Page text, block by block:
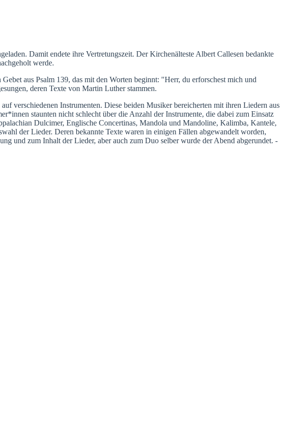
Damit endete ihre Vertretungszeit. Der Kirchenälteste Albert Callesen bedankte
werde.
aus Psalm 139, das mit den Worten beginnt: "Herr, du erforschest mich und
deren Texte von Martin Luther stammen.
verschiedenen Instrumenten. Diese beiden Musiker bereicherten mit ihren Liedern aus
staunten nicht schlecht über die Anzahl der Instrumente, die dabei zum Einsatz
Dulcimer, Englische Concertinas, Mandola und Mandoline, Kalimba, Kantele,
der Lieder. Deren bekannte Texte waren in einigen Fällen abgewandelt worden,
und zum Inhalt der Lieder, aber auch zum Duo selber wurde der Abend abgerundet. -